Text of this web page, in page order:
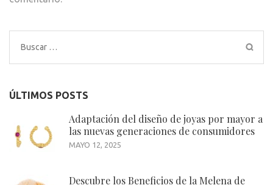
Buscar:
ÚLTIMOS POSTS
Adaptación del diseño de joyas por mayor a
las nuevas generaciones de consumidores
MAYO 12, 2025
Descubre los Beneficios de la Melena de